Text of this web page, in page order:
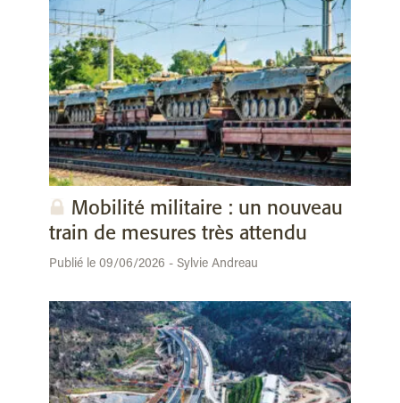
Mobilité militaire : un nouveau
train de mesures très attendu
Publié le 09/06/2026 - Sylvie Andreau